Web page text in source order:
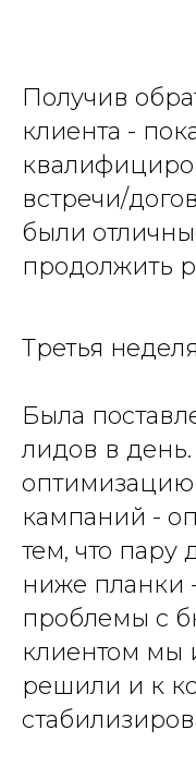
Получив
клиента -
встречи/
были
продолжить
Третья неделя
Была
лидов в
кампаний -
тем, что пару
ниже планки
проблемы с
клиентом мы
решили и к